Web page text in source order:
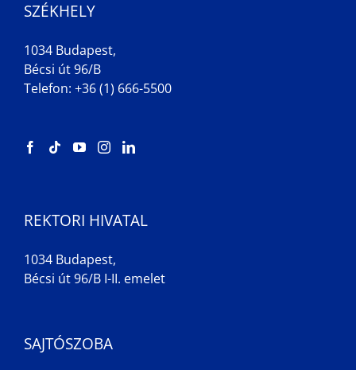
SZÉKHELY
1034 Budapest,
Bécsi út 96/B
Telefon: +36 (1) 666-5500
REKTORI HIVATAL
1034 Budapest,
Bécsi út 96/B I-II. emelet
SAJTÓSZOBA